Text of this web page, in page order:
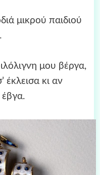
μικρού παιδιού
μου βέργα,
έκλεισα κι αν
έβγα.